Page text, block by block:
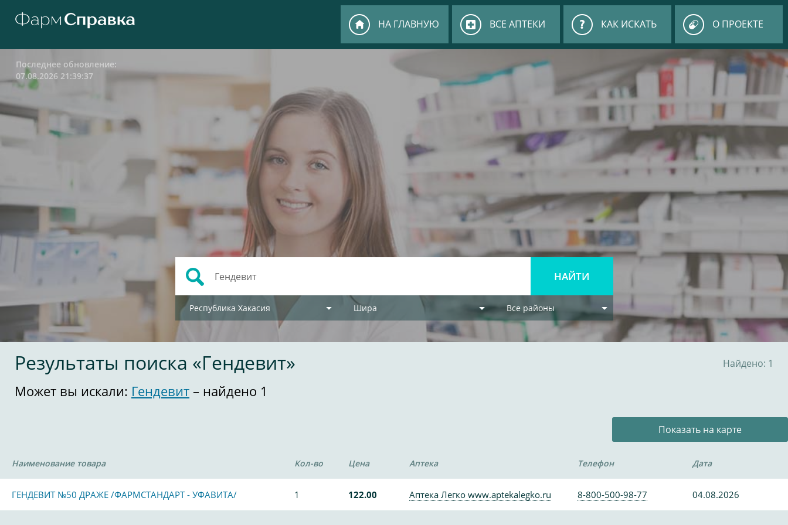
НА ГЛАВНУЮ ВСЕ АПТЕКИ КАК ИСКАТЬ О ПРОЕКТЕ
Последнее обновление:
07.08.2026 21:39:37
Республика Хакасия Шира Все районы
Результаты поиска «Гендевит» Найдено: 1
Может вы искали: Гендевит – найдено 1
Показать на карте
Наименование товара Кол-во Цена Аптека Телефон Дата
ГЕНДЕВИТ №50 ДРАЖЕ /ФАРМСТАНДАРТ - УФАВИТА/ 1 122.00 Аптека Легко www.aptekalegko.ru 8-800-500-98-77 04.08.2026